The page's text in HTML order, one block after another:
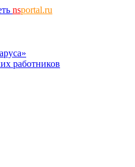
nsportal.ru
работников